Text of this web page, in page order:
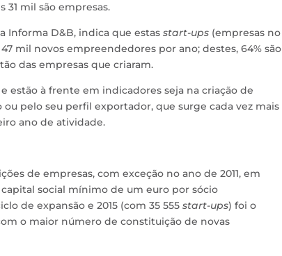
31 mil são empresas.
Informa D&B, indica que estas start-ups (empresas no
mil novos empreendedores por ano; destes, 64% são
das empresas que criaram.
estão à frente em indicadores seja na criação de
pelo seu perfil exportador, que surge cada vez mais
ano de atividade.
de empresas, com exceção no ano de 2011, em
social mínimo de um euro por sócio
de expansão e 2015 (com 35 555 start-ups) foi o
o maior número de constituição de novas